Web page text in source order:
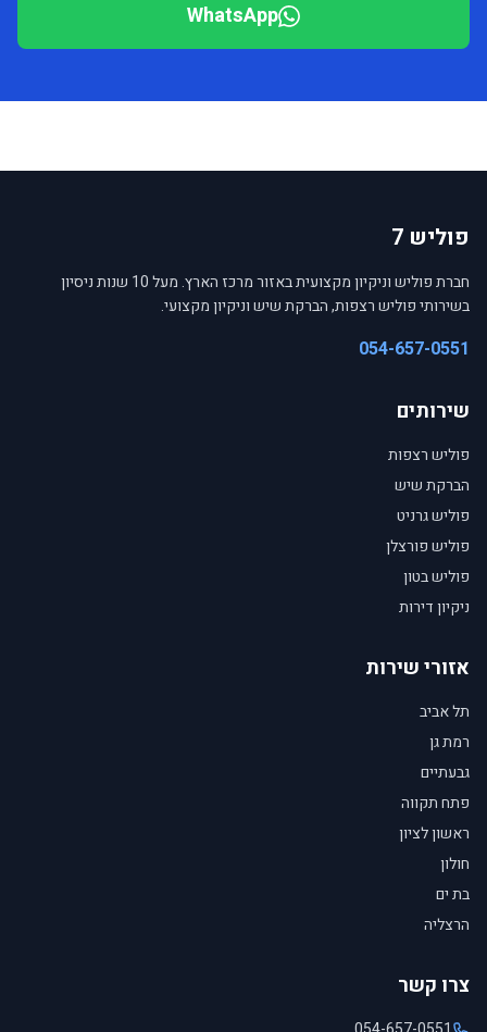
WhatsApp
פוליש 7
חברת פוליש וניקיון מקצועית באזור מרכז הארץ. מעל 10 שנות ניסיון
בשירותי פוליש רצפות, הברקת שיש וניקיון מקצועי.
054-657-0551
שירותים
פוליש רצפות
הברקת שיש
פוליש גרניט
פוליש פורצלן
פוליש בטון
ניקיון דירות
אזורי שירות
תל אביב
רמת גן
גבעתיים
פתח תקווה
ראשון לציון
חולון
בת ים
הרצליה
צרו קשר